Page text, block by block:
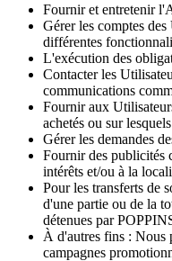
Fournir et entretenir
Gérer les comptes
différentes
L'exécution des
Contacter les
communications
Fournir aux
achetés ou sur
Gérer les demandes
Fournir des publicités
intérêts et/ou à la
Pour les transferts de
d'une partie ou de la
détenues par
À d'autres fins : Nous
campagnes